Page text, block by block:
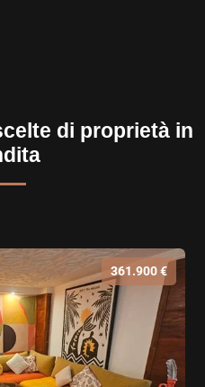
di proprietà in
361.900 €